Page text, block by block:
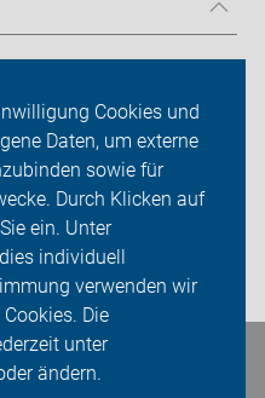
Cookies und
Daten, um externe
sowie für
Durch Klicken auf
ein. Unter
individuell
verwenden wir
Die
unter
ändern.